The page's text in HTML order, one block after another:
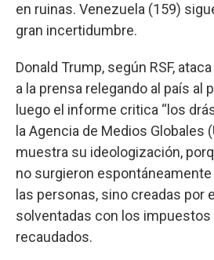
en ruinas. Venezuela (159)
gran incertidumbre.
Donald Trump, según RSF,
a la prensa relegando al país al
luego el informe critica “los
la Agencia de Medios Globales
muestra su ideologización,
no surgieron espontáneamente
las personas, sino creadas por
solventadas con los
recaudados.